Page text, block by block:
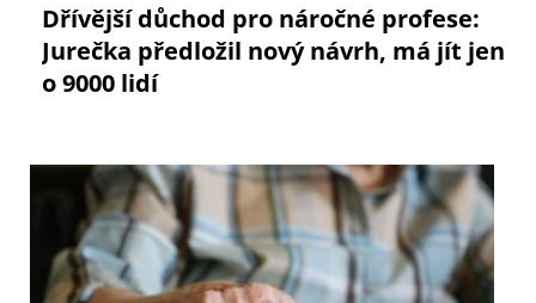
Dřívější důchod pro náročné profese:
Jurečka předložil nový návrh, má jít jen
o 9000 lidí